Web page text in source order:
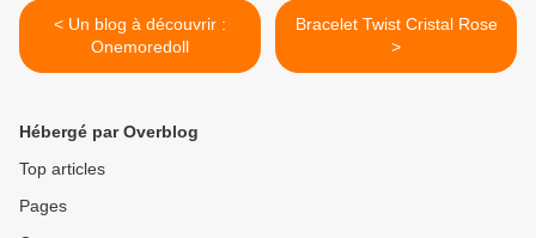
< Un blog à découvrir :
Onemoredoll
Bracelet Twist Cristal Rose
>
Hébergé par Overblog
Top articles
Pages